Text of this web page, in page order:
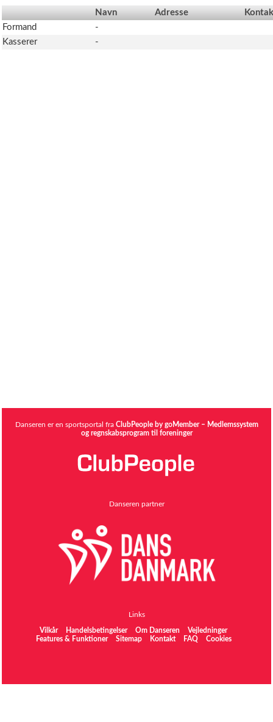
Navn Adresse
Formand
-
Kasserer
-
Danseren er en sportsportal fra ClubPeople by goMember – Medlemssystem
og regnskabsprogram til foreninger
Danseren partner
Links
Vilkår Handelsbetingelser Om Danseren
Vejledninger
Features & Funktioner
Sitemap Kontakt FAQ Cookies